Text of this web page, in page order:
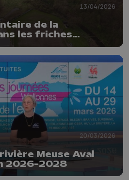
13/04/2026
de la
les friches
20/03/2026
2026-2028